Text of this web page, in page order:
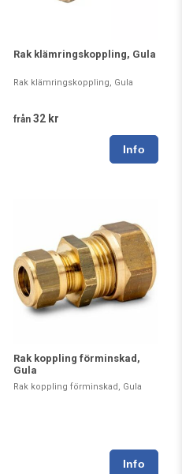
Rak klämringskoppling, Gula
Rak klämringskoppling, Gula
från 32 kr
Rak koppling förminskad,
Gula
Rak koppling förminskad, Gula